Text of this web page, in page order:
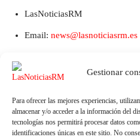
Gestionar
Para ofrecer las mejores experiencias,
almacenar y/o acceder a la información del
tecnologías nos permitirá procesar datos
identificaciones únicas en este sitio. No
LasNoticiasRM
Email: news@lasnoticiasrm.es